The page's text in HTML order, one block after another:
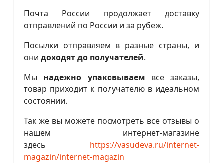
Почта России продолжает доставку
отправлений по России и за рубеж.
Посылки отправляем в разные страны, и
они доходят до получателей.
Мы надежно упаковываем все заказы,
товар приходит к получателю в идеальном
состоянии.
Так же вы можете посмотреть все отзывы о
нашем интернет-магазине
здесь https://vasudeva.ru/internet-
magazin/internet-magazin